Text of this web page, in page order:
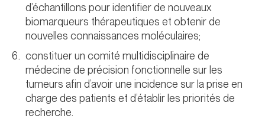
d’échantillons pour identifier de nouveaux
biomarqueurs thérapeutiques et obtenir de
nouvelles connaissances moléculaires;
constituer un comité multidisciplinaire de
médecine de précision fonctionnelle sur les
tumeurs afin d’avoir une incidence sur la prise en
charge des patients et d’établir les priorités de
recherche.